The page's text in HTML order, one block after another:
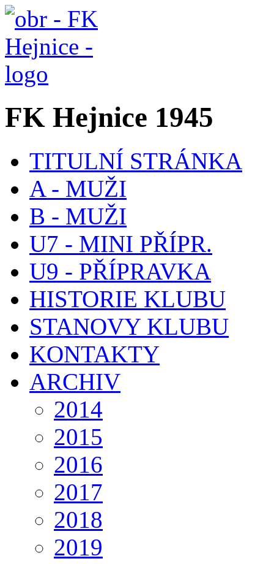
FK Hejnice 1945
TITULNÍ STRÁNKA
A - MUŽI
B - MUŽI
U7 - MINI PŘÍPR.
U9 - PŘÍPRAVKA
HISTORIE KLUBU
STANOVY KLUBU
KONTAKTY
ARCHIV
2014
2015
2016
2017
2018
2019